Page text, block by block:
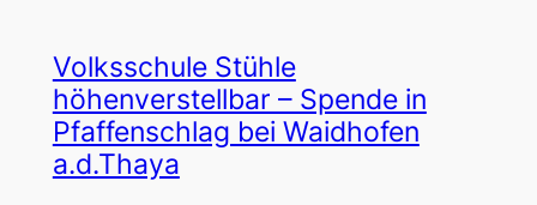
Volksschule Stühle
höhenverstellbar – Spende in
Pfaffenschlag bei Waidhofen
a.d.Thaya